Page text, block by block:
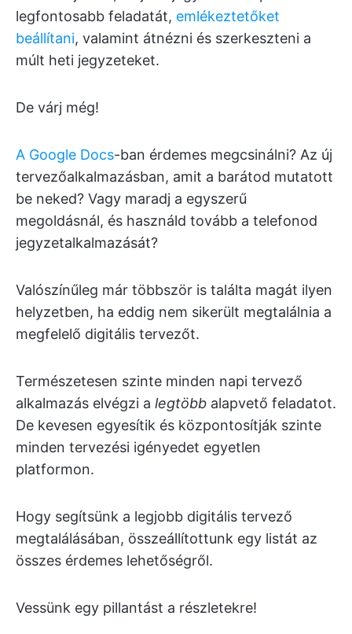
legfontosabb feladatát, emlékeztetőket
beállítani, valamint átnézni és szerkeszteni a
múlt heti jegyzeteket.
De várj még!
A Google Docs-ban érdemes megcsinálni? Az új
tervezőalkalmazásban, amit a barátod mutatott
be neked? Vagy maradj a egyszerű
megoldásnál, és használd tovább a telefonod
jegyzetalkalmazását?
Valószínűleg már többször is találta magát ilyen
helyzetben, ha eddig nem sikerült megtalálnia a
megfelelő digitális tervezőt.
Természetesen szinte minden napi tervező
alkalmazás elvégzi a legtöbb alapvető feladatot.
De kevesen egyesítik és központosítják szinte
minden tervezési igényedet egyetlen
platformon.
Hogy segítsünk a legjobb digitális tervező
megtalálásában, összeállítottunk egy listát az
összes érdemes lehetőségről.
Vessünk egy pillantást a részletekre!